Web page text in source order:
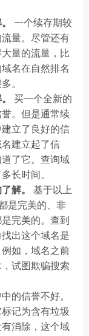
一个续存期较
量。尽管还有
量的流量，比
名在自然排名
。
买一个全新的
。但是通常续
立了良好的信
建立起了信
了它。查询域
长时间。
解。 基于以上
是完美的、非
完美的。查到
出这个域名是
如，域名之前
试图欺骗搜索
的信誉不好。
记为含有垃圾
消除，这个域